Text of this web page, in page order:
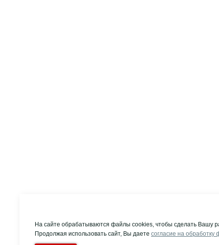
На сайте обрабатываются файлы cookies, чтобы сделать Вашу
Продолжая использовать сайт, Вы даете согласие на обработку